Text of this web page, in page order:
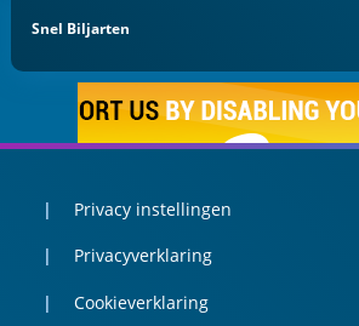
Snel Biljarten
Privacy instellingen
Privacyverklaring
Cookieverklaring